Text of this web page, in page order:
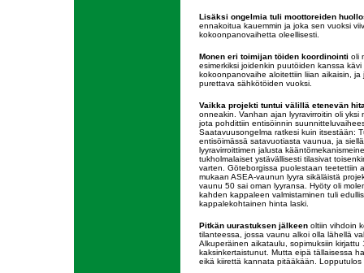
Lisäksi ongelmia tuli moottoreiden
ennakoitua kauemmin ja joka sen vuoksi
kokoonpanovaihetta oleellisesti.
Monen eri toimijan töiden koordinointi oli
esimerkiksi joidenkin puutöiden kanssa
kokoonpanovaihe aloitettiin liian aikaisin, ja
purettava sähkötöiden vuoksi.
Vaikka projekti tuntui välillä etenevän
onneakin. Vanhan ajan lyyravirroitin oli yksi
jota pohdittiin entisöinnin
Saatavuusongelma ratkesi kuin itsestään:
entisöimässä satavuotiasta vaunua, ja
lyyravirroittimen jalusta
tukholmalaiset ystävällisesti tilasivat
varten. Göteborgissa puolestaan teetettiin
mukaan ASEA-vaunun lyyra sikäläistä
vaunu 50 sai oman lyyransa. Hyöty oli
kahden kappaleen valmistaminen tuli
kappalekohtainen hinta laski.
Pitkän uurastuksen jälkeenoltiin vihdoin
tilanteessa, jossa vaunu alkoi olla lähellä
Alkuperäinen aikataulu, sopimuksiin kirjattu
kaksinkertaistunut. Mutta eipä tällaisessa
eikä kiirettä kannata pitääkään. Lopputulos